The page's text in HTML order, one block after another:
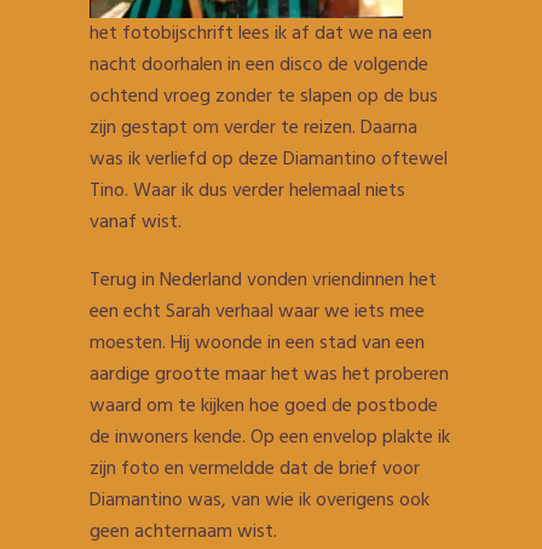
het fotobijschrift lees ik af dat we na een
nacht doorhalen in een disco de volgende
ochtend vroeg zonder te slapen op de bus
zijn gestapt om verder te reizen. Daarna
was ik verliefd op deze Diamantino oftewel
Tino. Waar ik dus verder helemaal niets
vanaf wist.
Terug in Nederland vonden vriendinnen het
een echt Sarah verhaal waar we iets mee
moesten. Hij woonde in een stad van een
aardige grootte maar het was het proberen
waard om te kijken hoe goed de postbode
de inwoners kende. Op een envelop plakte ik
zijn foto en vermeldde dat de brief voor
Diamantino was, van wie ik overigens ook
geen achternaam wist.